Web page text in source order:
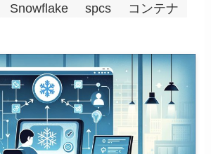
Snowflake spcs コンテナ